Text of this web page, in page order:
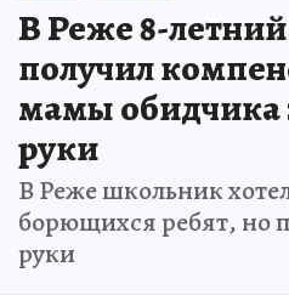
В Реже 8-
получил
мамы обидчика
руки
В Реже школьник
борющихся ребят, но
руки